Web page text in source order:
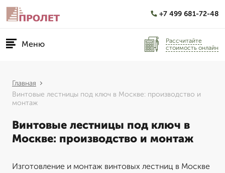
+7 499 681-72-48
Меню
Рассчитайте
стоимость онлайн
Главная
Винтовые лестницы под ключ в Москве: производство и
монтаж
Винтовые лестницы под ключ в
Москве: производство и монтаж
Изготовление и монтаж винтовых лестниц в Москве